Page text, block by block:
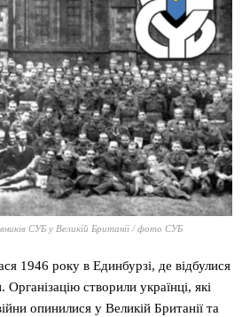
СУБ у Великій Британії / фото СУБ
1946 року в Единбурзі, де відбулися
Організацію створили українці, які
опинилися у Великій Британії та